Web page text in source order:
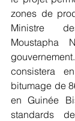
zones de
Ministre
consistera
bitumage de
en Guinée
standards